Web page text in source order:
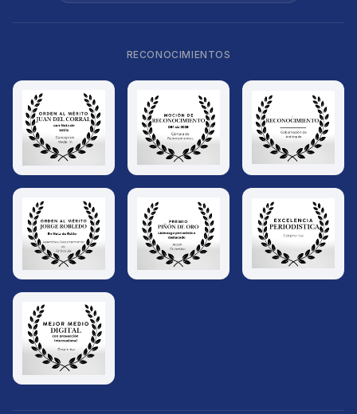
RECONOCIMIENTOS